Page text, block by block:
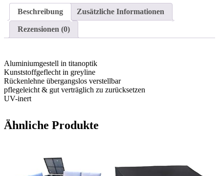
Beschreibung Zusätzliche Informationen
Rezensionen (0)
Aluminiumgestell in titanoptik
Kunststoffgeflecht in greyline
Rückenlehne übergangslos verstellbar
pflegeleicht & gut verträglich zu zurücksetzen
UV-inert
Ähnliche Produkte